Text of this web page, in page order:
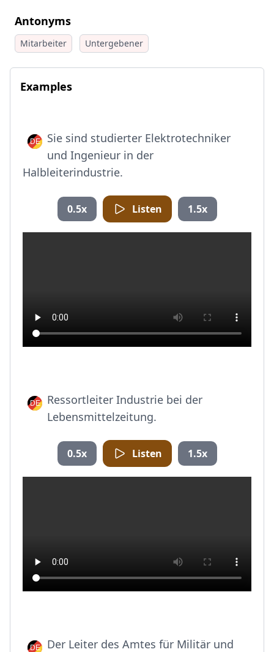
Antonyms
Mitarbeiter Untergebener
Examples
Sie sind studierter Elektrotechniker
und Ingenieur in der
Halbleiterindustrie.
0.5x Listen 1.5x
Ressortleiter Industrie bei der
Lebensmittelzeitung.
0.5x Listen 1.5x
Der Leiter des Amtes für Militär und